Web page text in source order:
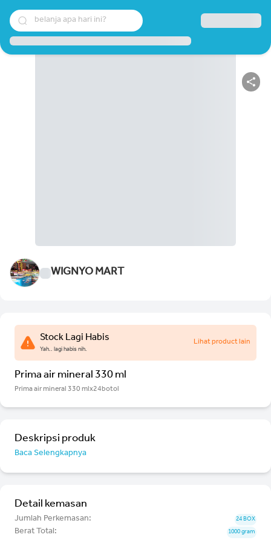
belanja apa hari ini?
WIGNYO MART
Stock Lagi Habis
Yah.. lagi habis nih.
Lihat product lain
Prima air mineral 330 ml
Prima air mineral 330 mlx24botol
Deskripsi produk
Baca Selengkapnya
Detail kemasan
Jumlah Perkemasan: 24 BOX
Berat Total: 1000 gram